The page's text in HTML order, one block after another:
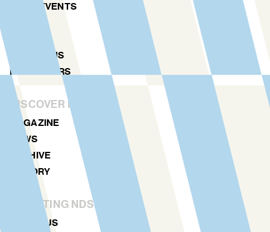
ART & EVENTS
AGENDA
LOCATIONS
NDSM TOURS
DISCOVER MORE
MAGAZINE
NEWS
ARCHIVE
HISTORY
STICHTING NDSM-WERF
ABOUT US